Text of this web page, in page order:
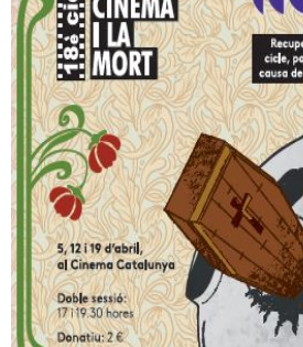
RESPONSABILITAT SOCIAL